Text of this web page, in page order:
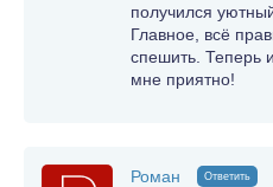
получился
Главное, всё
спешить. Теперь
мне приятно!
Роман Ответить